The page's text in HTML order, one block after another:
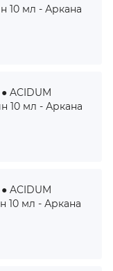
10 мл - Аркана
10 мл - Аркана
10 мл - Аркана